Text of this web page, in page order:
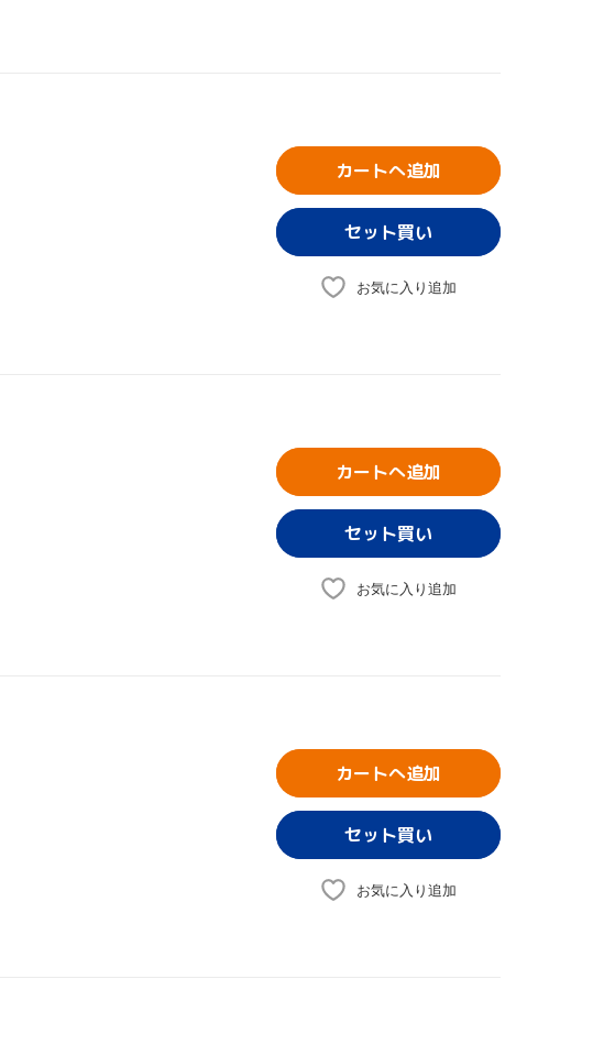
カートへ追加
お気に入り追加
カートへ追加
お気に入り追加
カートへ追加
お気に入り追加